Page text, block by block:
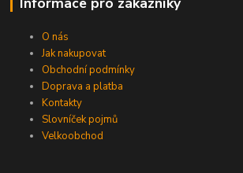
O nás
Jak nakupovat
Obchodní podmínky
Doprava a platba
Kontakty
Slovníček pojmů
Velkoobchod